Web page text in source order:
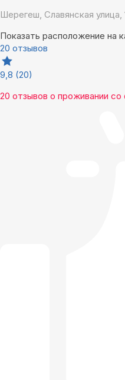
Шерегеш, Славянская улица,
Показать расположение на
20 отзывов
9,8 (20)
20 отзывов о проживании со